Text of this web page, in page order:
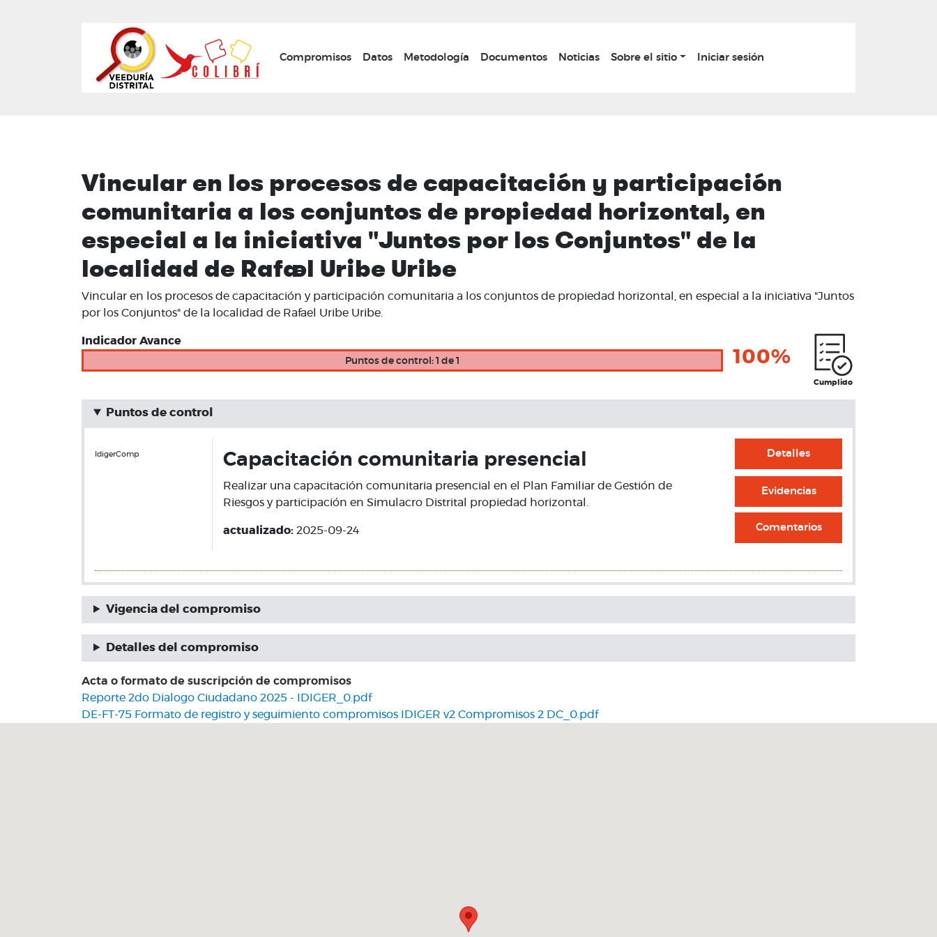
principal
Main navigation
Compromisos Datos Metodología Documentos Noticias Sobre el sitio Iniciar sesión
Vincular en los procesos de capacitación y participación
comunitaria a los conjuntos de propiedad horizontal, en
especial a la iniciativa "Juntos por los Conjuntos" de la
localidad de Rafael Uribe Uribe
Vincular en los procesos de capacitación y participación comunitaria a los conjuntos de propiedad horizontal, en especial a la iniciativa "Juntos
por los Conjuntos" de la localidad de Rafael Uribe Uribe.
Indicador Avance
Puntos de control: 1 de 1 100%
Cumplido
Puntos de control
IdigerComp Capacitación comunitaria presencial
Realizar una capacitación comunitaria presencial en el Plan Familiar de Gestión de
Riesgos y participación en Simulacro Distrital propiedad horizontal.
actualizado: 2025-09-24
Detalles
Evidencias
Comentarios
Vigencia del compromiso
Detalles del compromiso
Acta o formato de suscripción de compromisos
Reporte 2do Dialogo Ciudadano 2025 - IDIGER_0.pdf
DE-FT-75 Formato de registro y seguimiento compromisos IDIGER v2 Compromisos 2 DC_0.pdf